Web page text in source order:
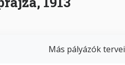
Más pályázók tervei